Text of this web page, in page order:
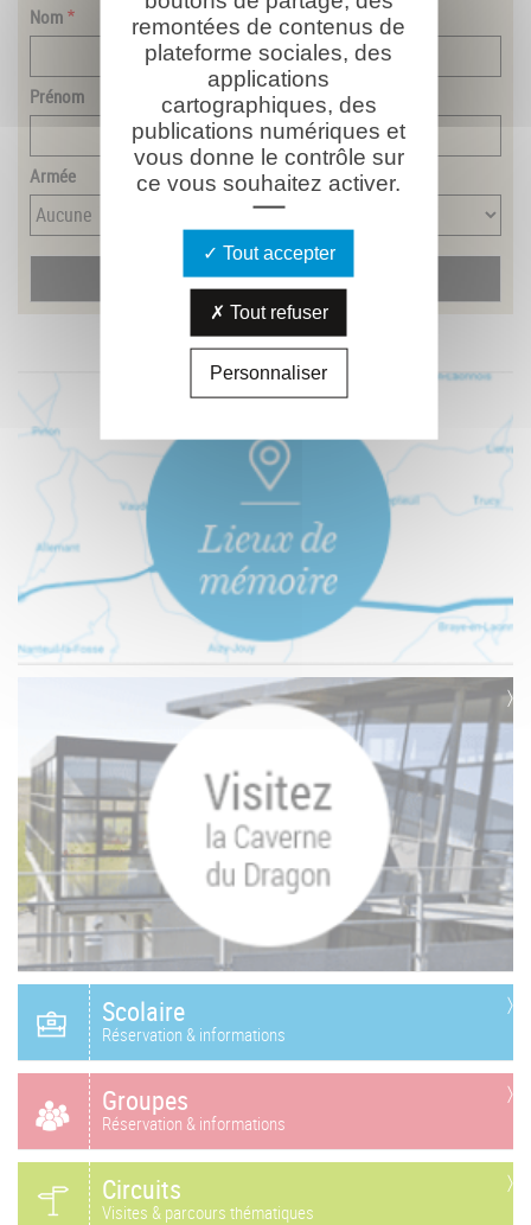
Nom
Prénom
Armée
Scolaire
Réservation & informations
Groupes
Réservation & informations
Circuits
Visites & parcours thématiques
remontées de contenus de
plateforme sociales, des
applications
cartographiques, des
publications numériques et
vous donne le contrôle sur
ce vous souhaitez activer.
Tout accepter
Tout refuser
Personnaliser